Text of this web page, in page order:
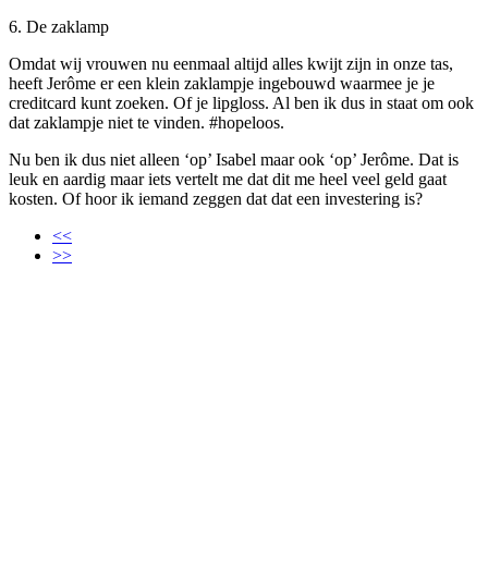
6. De zaklamp
Omdat wij vrouwen nu eenmaal altijd alles kwijt zijn in onze tas,
heeft Jerôme er een klein zaklampje ingebouwd waarmee je je
creditcard kunt zoeken. Of je lipgloss. Al ben ik dus in staat om ook
dat zaklampje niet te vinden. #hopeloos.
Nu ben ik dus niet alleen ‘op’ Isabel maar ook ‘op’ Jerôme. Dat is
leuk en aardig maar iets vertelt me dat dit me heel veel geld gaat
kosten. Of hoor ik iemand zeggen dat dat een investering is?
<<
>>